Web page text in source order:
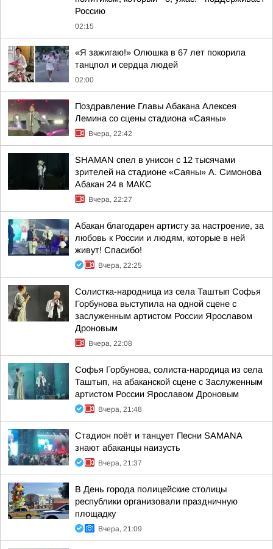
Россию
02:15
«Я зажигаю!» Олюшка в 67 лет покорила
танцпол и сердца людей
02:00
Поздравление Главы Абакана Алексея
Лемина со сцены стадиона «Саяны»
Вчера, 22:42
SHAMAN спел в унисон с 12 тысячами
зрителей на стадионе «Саяны» А. Симонова
Абакан 24 в МАКС
Вчера, 22:27
Абакан благодарен артисту за настроение, за
любовь к России и людям, которые в ней
живут! Спасибо!
Вчера, 22:25
Солистка-народница из села Таштып Софья
Горбунова выступила на одной сцене с
заслуженным артистом России Ярославом
Дроновым
Вчера, 22:08
Софья Горбунова, солиста-народица из села
Таштып, на абаканской сцене с Заслуженным
артистом России Ярославом Дроновым
Вчера, 21:48
Стадион поёт и танцует Песни SAMANA
знают абаканцы наизусть
Вчера, 21:37
В День города полицейские столицы
республики организовали праздничную
площадку
Вчера, 21:09